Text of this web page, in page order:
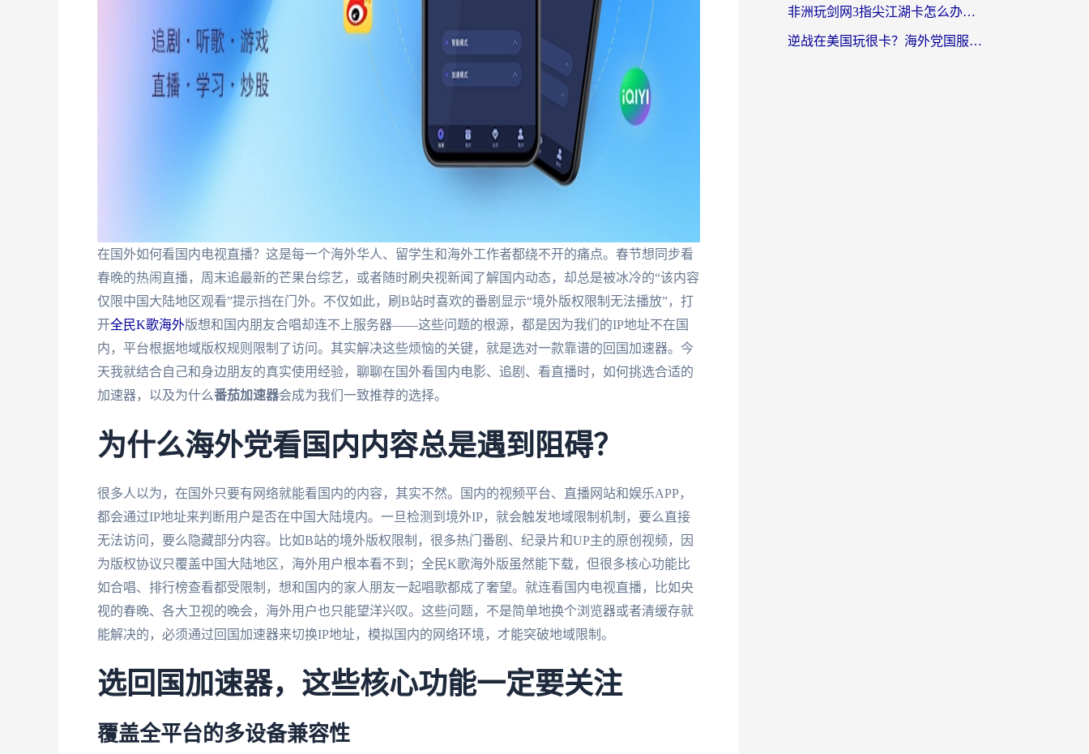
在国外如何看国内电视直播？这是每一个海外华人、留学生和海外工作者都绕不开的痛点。春节想同步看
春晚的热闹直播，周末追最新的芒果台综艺，或者随时刷央视新闻了解国内动态，却总是被冰冷的“该内容
仅限中国大陆地区观看”提示挡在门外。不仅如此，刷B站时喜欢的番剧显示“境外版权限制无法播放”，打
开全民K歌海外版想和国内朋友合唱却连不上服务器——这些问题的根源，都是因为我们的IP地址不在国
内，平台根据地域版权规则限制了访问。其实解决这些烦恼的关键，就是选对一款靠谱的回国加速器。今
天我就结合自己和身边朋友的真实使用经验，聊聊在国外看国内电影、追剧、看直播时，如何挑选合适的
加速器，以及为什么番茄加速器会成为我们一致推荐的选择。
为什么海外党看国内内容总是遇到阻碍？
很多人以为，在国外只要有网络就能看国内的内容，其实不然。国内的视频平台、直播网站和娱乐APP，
都会通过IP地址来判断用户是否在中国大陆境内。一旦检测到境外IP，就会触发地域限制机制，要么直接
无法访问，要么隐藏部分内容。比如B站的境外版权限制，很多热门番剧、纪录片和UP主的原创视频，因
为版权协议只覆盖中国大陆地区，海外用户根本看不到；全民K歌海外版虽然能下载，但很多核心功能比
如合唱、排行榜查看都受限制，想和国内的家人朋友一起唱歌都成了奢望。就连看国内电视直播，比如央
视的春晚、各大卫视的晚会，海外用户也只能望洋兴叹。这些问题，不是简单地换个浏览器或者清缓存就
能解决的，必须通过回国加速器来切换IP地址，模拟国内的网络环境，才能突破地域限制。
选回国加速器，这些核心功能一定要关注
覆盖全平台的多设备兼容性
非洲玩剑网3指尖江湖卡怎么办？这份实测有效的国服游戏加速指南请收好
逆战在美国玩很卡？海外党国服游戏加速终极指南（附DNF宝可梦加速技巧）